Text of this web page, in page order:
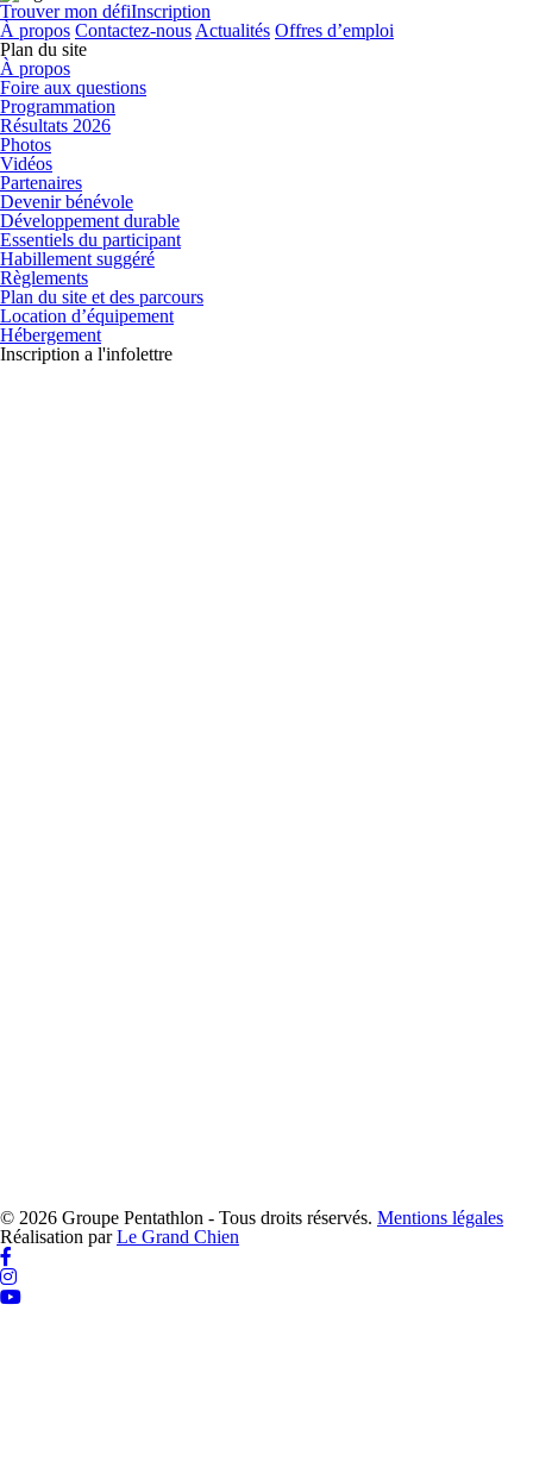
Trouver mon défiInscription
À propos Contactez-nous Actualités Offres d’emploi
Plan du site
À propos
Foire aux questions
Programmation
Résultats 2026
Photos
Vidéos
Partenaires
Devenir bénévole
Développement durable
Essentiels du participant
Habillement suggéré
Règlements
Plan du site et des parcours
Location d’équipement
Hébergement
Inscription a l'infolettre
© 2026 Groupe Pentathlon - Tous droits réservés. Mentions légales
Réalisation parLe Grand Chien